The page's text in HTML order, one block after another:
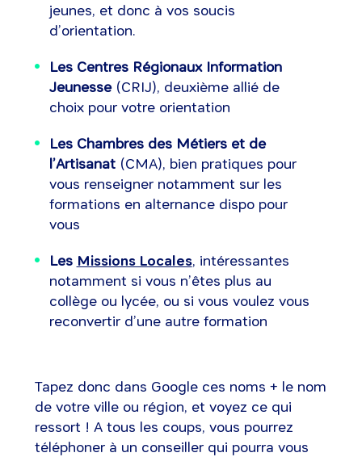
jeunes, et donc à vos soucis
d’orientation.
Les Centres Régionaux Information
Jeunesse(CRIJ), deuxième allié de
choix pour votre orientation
Les Chambres des Métiers et de
l’Artisanat(CMA), bien pratiques pour
vous renseigner notamment sur les
formations en alternance dispo pour
vous
Les Missions Locales, intéressantes
notamment si vous n’êtes plus au
collège ou lycée, ou si vous voulez vous
reconvertir d’une autre formation
Tapez donc dans Google ces noms + le nom
de votre ville ou région, et voyez ce qui
ressort ! A tous les coups, vous pourrez
téléphoner à un conseiller qui pourra vous